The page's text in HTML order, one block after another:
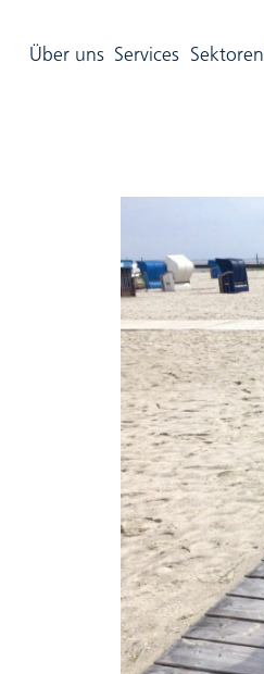
Über uns Services Sektoren